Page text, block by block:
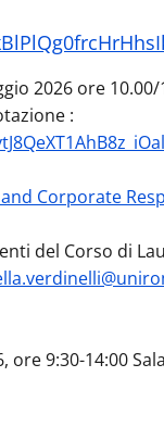
2026 ore 10.00/
:
Corporate
del Corso di
ore 9:30-14:00